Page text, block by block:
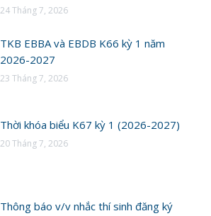
24 Tháng 7, 2026
TKB EBBA và EBDB K66 kỳ 1 năm
2026-2027
23 Tháng 7, 2026
Thời khóa biểu K67 kỳ 1 (2026-2027)
20 Tháng 7, 2026
Thông báo v/v nhắc thí sinh đăng ký